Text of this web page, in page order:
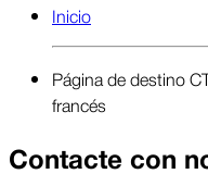
Inicio
Página de destino
francés
Contacte con